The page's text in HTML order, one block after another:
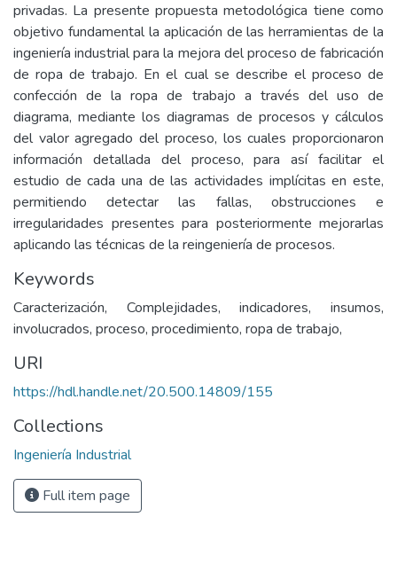
privadas. La presente propuesta metodológica tiene como
objetivo fundamental la aplicación de las herramientas de la
ingeniería industrial para la mejora del proceso de fabricación
de ropa de trabajo. En el cual se describe el proceso de
confección de la ropa de trabajo a través del uso de
diagrama, mediante los diagramas de procesos y cálculos
del valor agregado del proceso, los cuales proporcionaron
información detallada del proceso, para así facilitar el
estudio de cada una de las actividades implícitas en este,
permitiendo detectar las fallas, obstrucciones e
irregularidades presentes para posteriormente mejorarlas
aplicando las técnicas de la reingeniería de procesos.
Keywords
Caracterización, Complejidades, indicadores, insumos,
involucrados, proceso, procedimiento, ropa de trabajo,
URI
https://hdl.handle.net/20.500.14809/155
Collections
Ingeniería Industrial
Full item page